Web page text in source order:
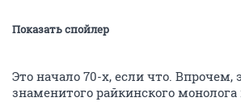
Показать спойлер
Это начало 70-х, если что. Впрочем,
знаменитого райкинского